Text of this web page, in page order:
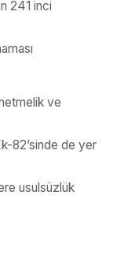
241 inci
ve
82’sinde de yer
usulsüzlük